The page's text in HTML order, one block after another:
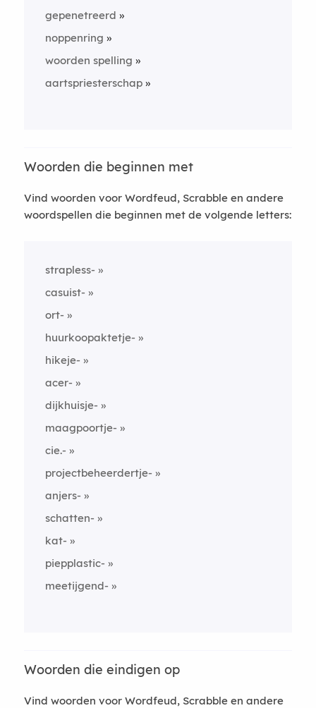
gepenetreerd
noppenring
woorden spelling
aartspriesterschap
Woorden die beginnen met
Vind woorden voor Wordfeud, Scrabble en andere
woordspellen die beginnen met de volgende letters:
strapless-
casuist-
ort-
huurkoopaktetje-
hikeje-
acer-
dijkhuisje-
maagpoortje-
cie.-
projectbeheerdertje-
anjers-
schatten-
kat-
piepplastic-
meetijgend-
Woorden die eindigen op
Vind woorden voor Wordfeud, Scrabble en andere